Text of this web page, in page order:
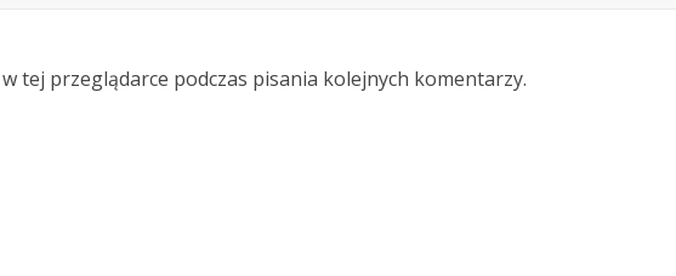
tej przeglądarce podczas pisania kolejnych komentarzy.